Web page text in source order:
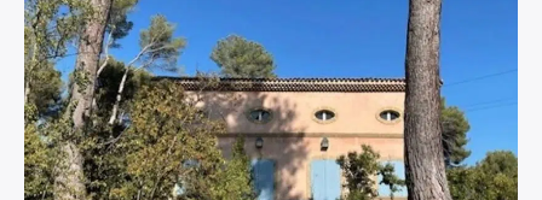
Art & Décoration
Portraits